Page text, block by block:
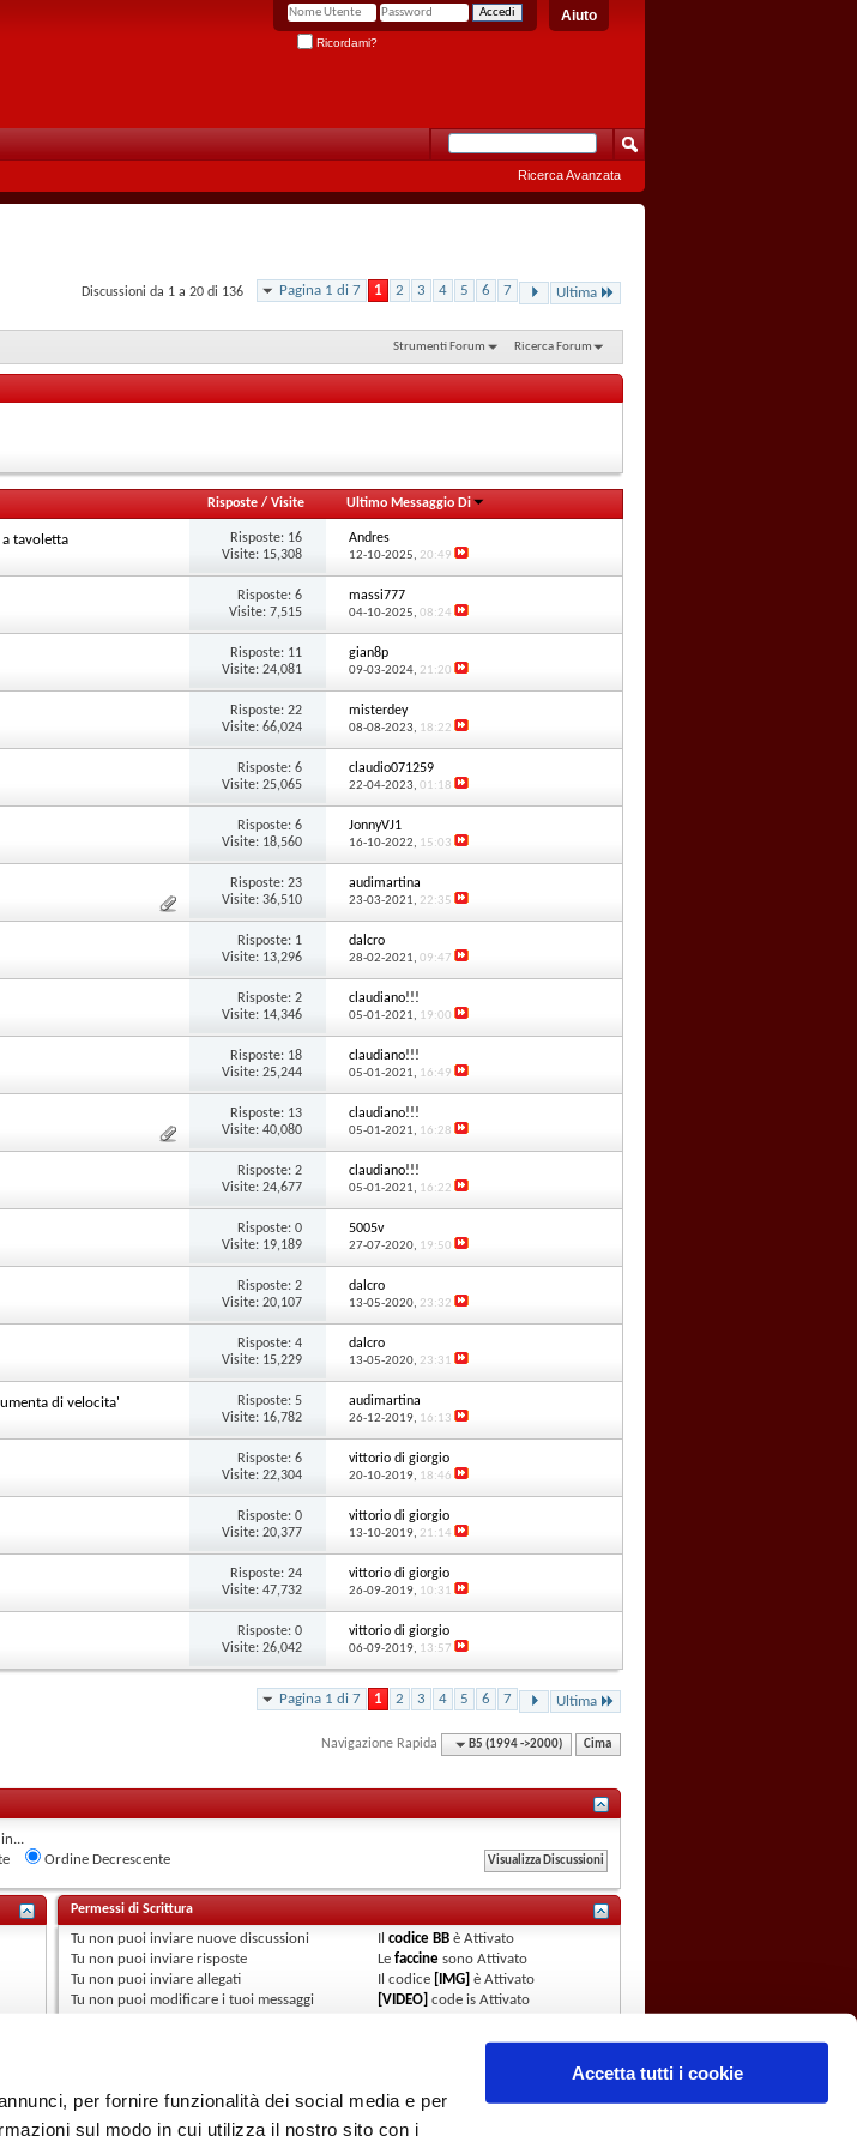
per fornire funzionalità dei social media e per
sul modo in cui utilizza il nostro sito con i
Accetta tutti i cookie
Aiuto
Ricordami?
Ricerca Avanzata
Pagina 1 di 7 1 2 3 4 5 6 7 Ultima
Discussioni da 1 a 20 di 136
Strumenti Forum Ricerca Forum
Risposte /Visite Ultimo Messaggio Di
tavoletta Risposte: 16
Visite: 15,308
Andres
12-10-2025, 20:49
Risposte: 6
Visite: 7,515
massi777
04-10-2025, 08:24
Risposte: 11
Visite: 24,081
gian8p
09-03-2024, 21:20
Risposte: 22
Visite: 66,024
misterdey
08-08-2023, 18:22
Risposte: 6
Visite: 25,065
claudio071259
22-04-2023, 01:18
Risposte: 6
Visite: 18,560
JonnyVJ1
16-10-2022, 15:03
Risposte: 23
Visite: 36,510
audimartina
23-03-2021, 22:35
Risposte: 1
Visite: 13,296
dalcro
28-02-2021, 09:47
Risposte: 2
Visite: 14,346
claudiano!!!
05-01-2021, 19:00
Risposte: 18
Visite: 25,244
claudiano!!!
05-01-2021, 16:49
Risposte: 13
Visite: 40,080
claudiano!!!
05-01-2021, 16:28
Risposte: 2
Visite: 24,677
claudiano!!!
05-01-2021, 16:22
Risposte: 0
Visite: 19,189
5005v
27-07-2020, 19:50
Risposte: 2
Visite: 20,107
dalcro
13-05-2020, 23:32
Risposte: 4
Visite: 15,229
dalcro
13-05-2020, 23:31
di velocita' Risposte: 5
Visite: 16,782
audimartina
26-12-2019, 16:13
Risposte: 6
Visite: 22,304
vittorio di giorgio
20-10-2019, 18:46
Risposte: 0
Visite: 20,377
vittorio di giorgio
13-10-2019, 21:14
Risposte: 24
Visite: 47,732
vittorio di giorgio
26-09-2019, 10:31
Risposte: 0
Visite: 26,042
vittorio di giorgio
06-09-2019, 13:57
Pagina 1 di 7 1 2 3 4 5 6 7 Ultima
Navigazione Rapida B5 (1994 ->2000) Cima
Ordine Decrescente
Permessi di Scrittura
Tu non puoiinviare nuove discussioni
Tu non puoiinviare risposte
Tu non puoiinviare allegati
Tu non puoimodificare i tuoi messaggi
Ilcodice BB èAttivato
Lefaccine sonoAttivato
Il codice [IMG] èAttivato
[VIDEO] code isAttivato
Regole del Forum
Contattaci Audi RS Club Forum Archivio